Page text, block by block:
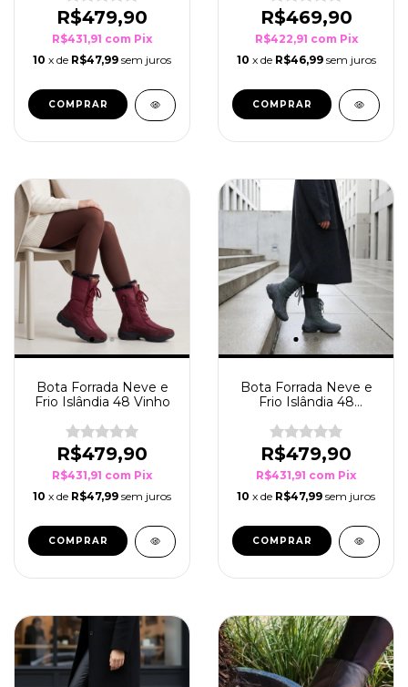
R$479,90
R$431,91 com Pix
10 x de R$47,99 sem juros
COMPRAR
R$469,90
R$422,91 com Pix
10 x de R$46,99 sem juros
COMPRAR
Bota Forrada Neve e
Frio Islândia 48 Vinho
R$479,90
R$431,91 com Pix
10 x de R$47,99 sem juros
COMPRAR
Bota Forrada Neve e
Frio Islândia 48
R$479,90
R$431,91 com Pix
10 x de R$47,99 sem juros
COMPRAR